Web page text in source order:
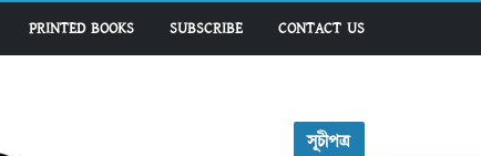
PRINTED BOOKS SUBSCRIBE CONTACT US
সূচীপত্র